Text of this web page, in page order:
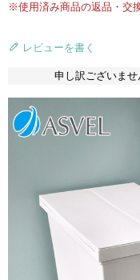
※使用済み商品の返品・交
レビューを書く
申し訳ございませ